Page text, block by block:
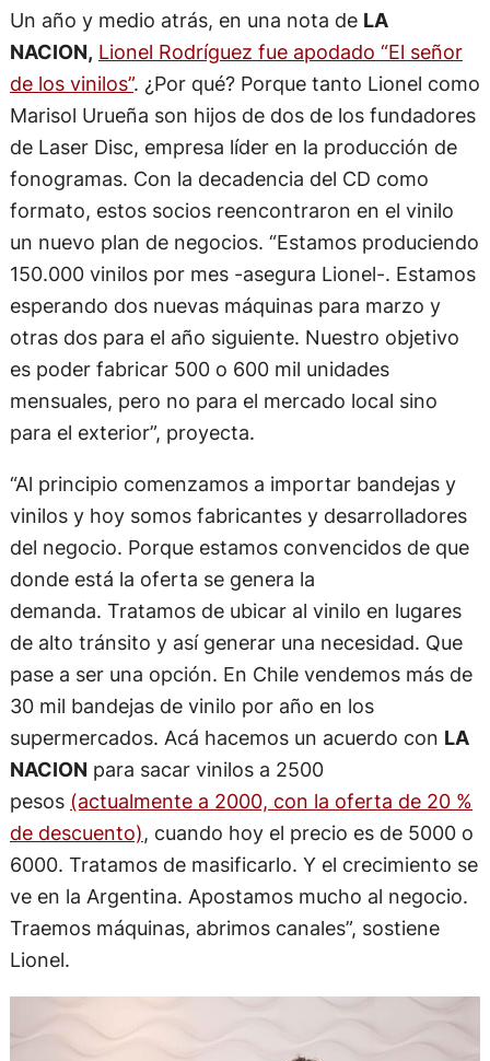
Un año y medio atrás, en una nota de LA
NACION, Lionel Rodríguez fue apodado “El señor
de los vinilos”. ¿Por qué? Porque tanto Lionel como
Marisol Urueña son hijos de dos de los fundadores
de Laser Disc, empresa líder en la producción de
fonogramas. Con la decadencia del CD como
formato, estos socios reencontraron en el vinilo
un nuevo plan de negocios. “Estamos produciendo
150.000 vinilos por mes -asegura Lionel-. Estamos
esperando dos nuevas máquinas para marzo y
otras dos para el año siguiente. Nuestro objetivo
es poder fabricar 500 o 600 mil unidades
mensuales, pero no para el mercado local sino
para el exterior”, proyecta.
“Al principio comenzamos a importar bandejas y
vinilos y hoy somos fabricantes y desarrolladores
del negocio. Porque estamos convencidos de que
donde está la oferta se genera la
demanda. Tratamos de ubicar al vinilo en lugares
de alto tránsito y así generar una necesidad. Que
pase a ser una opción. En Chile vendemos más de
30 mil bandejas de vinilo por año en los
supermercados. Acá hacemos un acuerdo con LA
NACION para sacar vinilos a 2500
pesos (actualmente a 2000, con la oferta de 20 %
de descuento), cuando hoy el precio es de 5000 o
6000. Tratamos de masificarlo. Y el crecimiento se
ve en la Argentina. Apostamos mucho al negocio.
Traemos máquinas, abrimos canales”, sostiene
Lionel.